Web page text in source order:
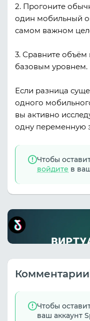
2. Прогоните
один мобильный
самом важном
3. Сравните объём
базовым уровнем.
Если разница
одного
вы активно
одну переменную
Чтобы
войдите в
Комментарии
Чтобы
ваш аккаунт